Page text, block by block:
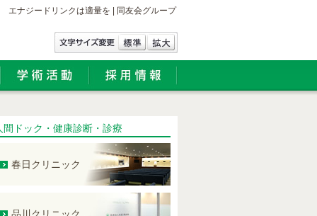
エナジードリンクは適量を | 同友会グループ
間ドック・健康診断・診療
春日クリニック